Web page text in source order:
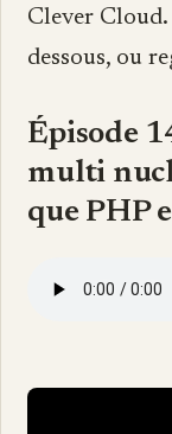
Clever
dessous, ou
Épisode
multi
que PHP